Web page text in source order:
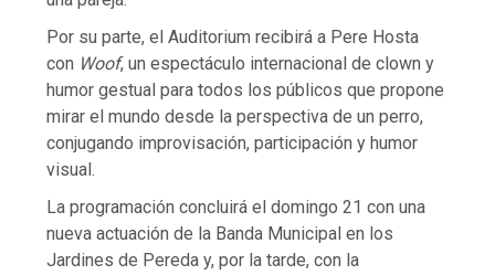
Por su parte, el Auditorium recibirá a Pere Hosta
con Woof, un espectáculo internacional de clown y
humor gestual para todos los públicos que propone
mirar el mundo desde la perspectiva de un perro,
conjugando improvisación, participación y humor
visual.
La programación concluirá el domingo 21 con una
nueva actuación de la Banda Municipal en los
Jardines de Pereda y, por la tarde, con la